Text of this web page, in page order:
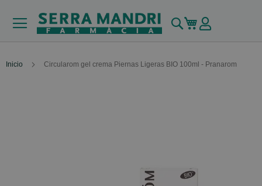
Buscar
Mi carrito
Inicio Circularom gel crema Piernas Ligeras BIO 100ml - Pranarom